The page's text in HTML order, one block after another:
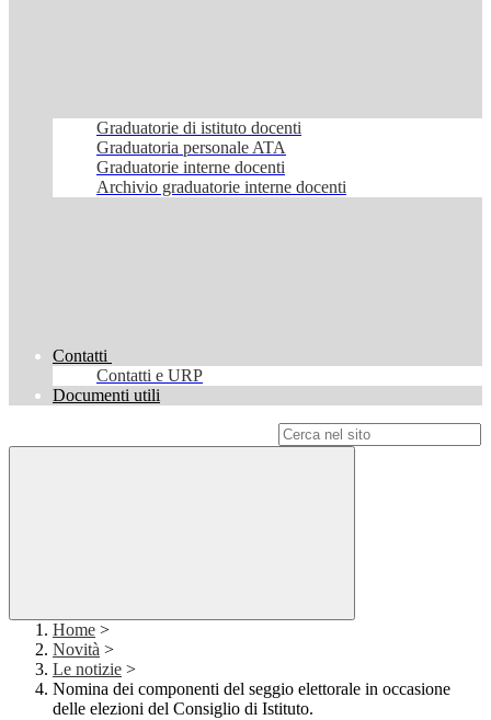
Graduatorie di istituto docenti
Graduatoria personale ATA
Graduatorie interne docenti
Archivio graduatorie interne docenti
Contatti
Contatti e URP
Documenti utili
Home >
Novità >
Le notizie >
Nomina dei componenti del seggio elettorale in occasione
delle elezioni del Consiglio di Istituto.